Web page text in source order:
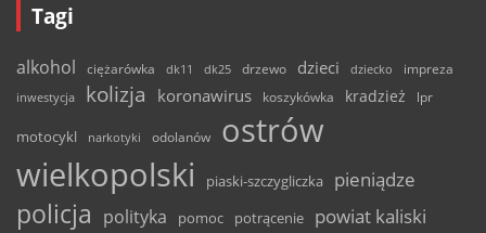
Tagi
alkohol ciężarówka dk11 dk25 drzewo dzieci dziecko
impreza
inwestycja
kolizja koronawirus koszykówka kradzież lpr
motocykl narkotyki odolanów
ostrów
wielkopolski
piaski-szczygliczka pieniądze
policja polityka pomoc potrącenie powiat kaliski